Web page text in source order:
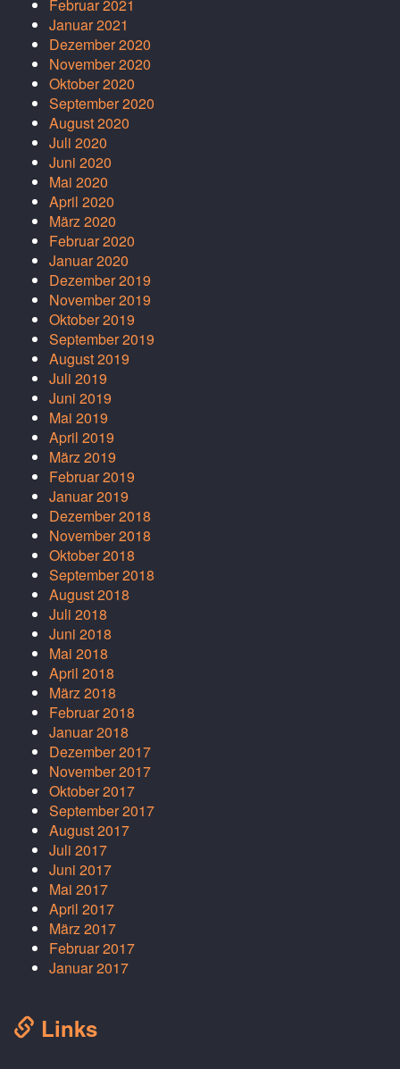
Februar 2021
Januar 2021
Dezember 2020
November 2020
Oktober 2020
September 2020
August 2020
Juli 2020
Juni 2020
Mai 2020
April 2020
März 2020
Februar 2020
Januar 2020
Dezember 2019
November 2019
Oktober 2019
September 2019
August 2019
Juli 2019
Juni 2019
Mai 2019
April 2019
März 2019
Februar 2019
Januar 2019
Dezember 2018
November 2018
Oktober 2018
September 2018
August 2018
Juli 2018
Juni 2018
Mai 2018
April 2018
März 2018
Februar 2018
Januar 2018
Dezember 2017
November 2017
Oktober 2017
September 2017
August 2017
Juli 2017
Juni 2017
Mai 2017
April 2017
März 2017
Februar 2017
Januar 2017
Links